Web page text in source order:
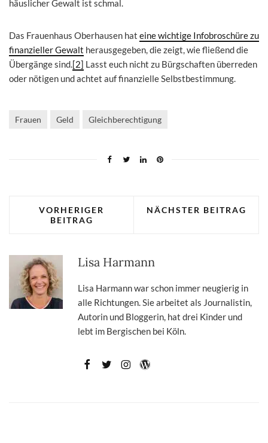
häuslicher Gewalt ist schmal.
Das Frauenhaus Oberhausen hat eine wichtige Infobroschüre zu
finanzieller Gewalt herausgegeben, die zeigt, wie fließend die
Übergänge sind.[2] Lasst euch nicht zu Bürgschaften überreden
oder nötigen und achtet auf finanzielle Selbstbestimmung.
Frauen Geld Gleichberechtigung
VORHERIGER
BEITRAG
NÄCHSTER BEITRAG
Lisa Harmann
Lisa Harmann war schon immer neugierig in
alle Richtungen. Sie arbeitet als Journalistin,
Autorin und Bloggerin, hat drei Kinder und
lebt im Bergischen bei Köln.